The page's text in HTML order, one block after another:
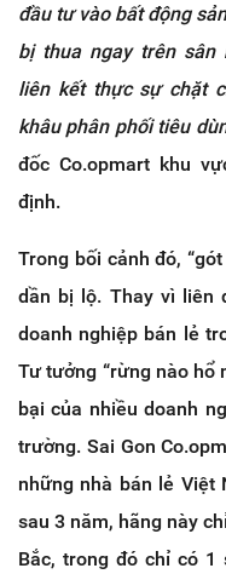
đầu tư vào bất động
bị thua ngay trên sân
liên kết thực sự chặt
khâu phân phối tiêu
đốc Co.opmart khu
định.
Trong bối cảnh đó,
dần bị lộ. Thay vì liên
doanh nghiệp bán lẻ
Tư tưởng “rừng nào hổ
bại của nhiều doanh
trường. Sai Gon
những nhà bán lẻ Việt
sau 3 năm, hãng này
Bắc, trong đó chỉ có